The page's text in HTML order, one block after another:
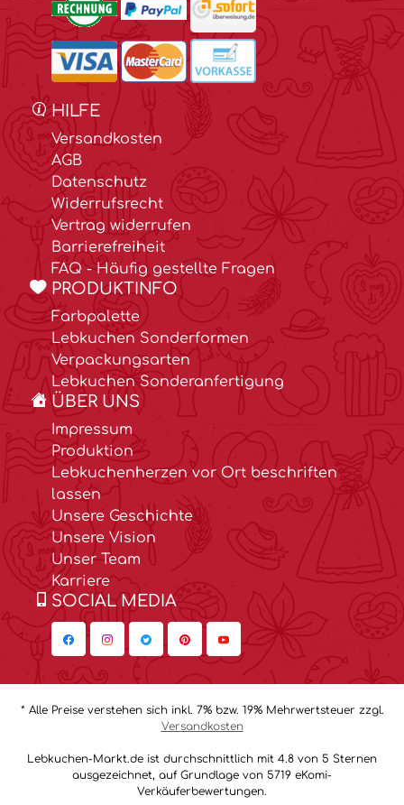
HILFE
Versandkosten
AGB
Datenschutz
Widerrufsrecht
Vertrag widerrufen
Barrierefreiheit
FAQ - Häufig gestellte Fragen
PRODUKTINFO
Farbpalette
Lebkuchen Sonderformen
Verpackungsarten
Lebkuchen Sonderanfertigung
ÜBER UNS
Impressum
Produktion
Lebkuchenherzen vor Ort beschriften
lassen
Unsere Geschichte
Unsere Vision
Unser Team
Karriere
SOCIAL MEDIA
* Alle Preise verstehen sich inkl. 7% bzw. 19% Mehrwertsteuer zzgl.
Versandkosten
Lebkuchen-Markt.de ist durchschnittlich mit 4.8 von 5 Sternen
ausgezeichnet, auf Grundlage von 5719 eKomi-
Verkäuferbewertungen.